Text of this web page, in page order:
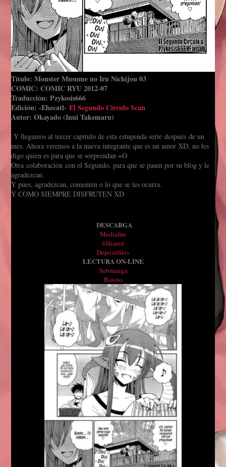
Título: Monster Musume no Iru Nichijou 03
COMIC:COMIC RYU 2012-07
Traducción: Pzykosis666
Edición: -Ehecatl-El Segundo Circulo Scan
Autor: Okayado (Inui Takemaru)
Y llegamos al tercer capitulo de esta estupenda serie después de un
mes. Ahora veremos a la nueva integrante que es un amor XD, no les
digo quien es para que se sorprendan =O.
Otra colaboración con el Segundo, para que se pasen por su blog y le
agradezcan.
Y pues, agradezcan, comenten o lo que se les ocurra.
Y COMO SIEMPRE DISFRUTEN XD
DESCARGA
Mediafire
4Shared
Depositfiles
LECTURA ON-LINE
Submanga
Batoto